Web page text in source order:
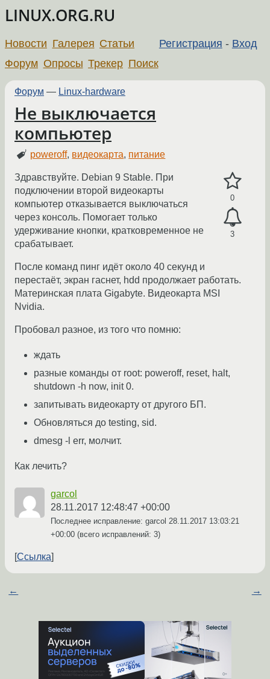
LINUX.ORG.RU
Регистрация - Вход
Новости Галерея Статьи
Форум Опросы Трекер Поиск
Форум — Linux-hardware
Не выключается
компьютер
poweroff, видеокарта, питание
0
3
Здравствуйте. Debian 9 Stable. При
подключении второй видеокарты
компьютер отказывается выключаться
через консоль. Помогает только
удерживание кнопки, кратковременное не
срабатывает.
После команд пинг идёт около 40 секунд и
перестаёт, экран гаснет, hdd продолжает работать.
Материнская плата Gigabyte. Видеокарта MSI
Nvidia.
Пробовал разное, из того что помню:
ждать
разные команды от root: poweroff, reset, halt,
shutdown -h now, init 0.
запитывать видеокарту от другого БП.
Обновляться до testing, sid.
dmesg -l err, молчит.
Как лечить?
garcol
28.11.2017 12:48:47 +00:00
Последнее исправление: garcol 28.11.2017 13:03:21
+00:00 (всего исправлений: 3)
Ссылка
← →